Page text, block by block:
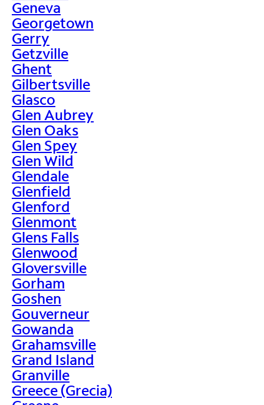
Geneva
Georgetown
Gerry
Getzville
Ghent
Gilbertsville
Glasco
Glen Aubrey
Glen Oaks
Glen Spey
Glen Wild
Glendale
Glenfield
Glenford
Glenmont
Glens Falls
Glenwood
Gloversville
Gorham
Goshen
Gouverneur
Gowanda
Grahamsville
Grand Island
Granville
Greece (Grecia)